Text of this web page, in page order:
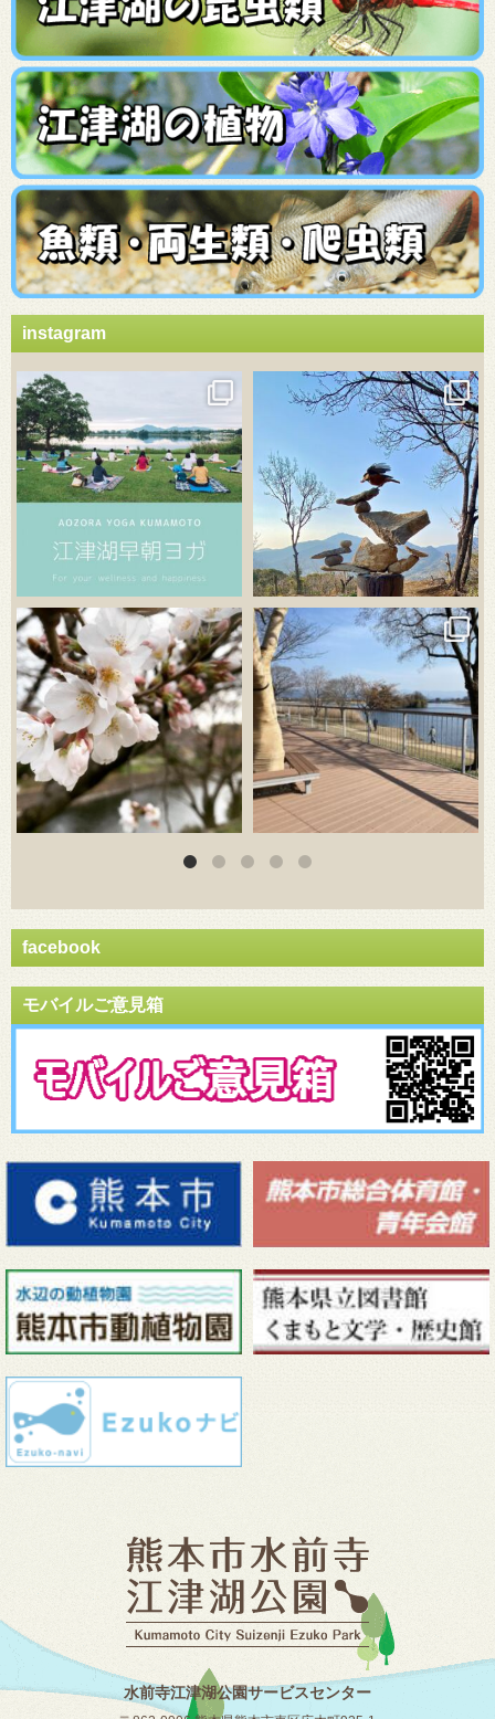
instagram
3月 20
3月 18
3月 18
facebook
モバイルご意見箱
水前寺江津湖公園サービスセンター